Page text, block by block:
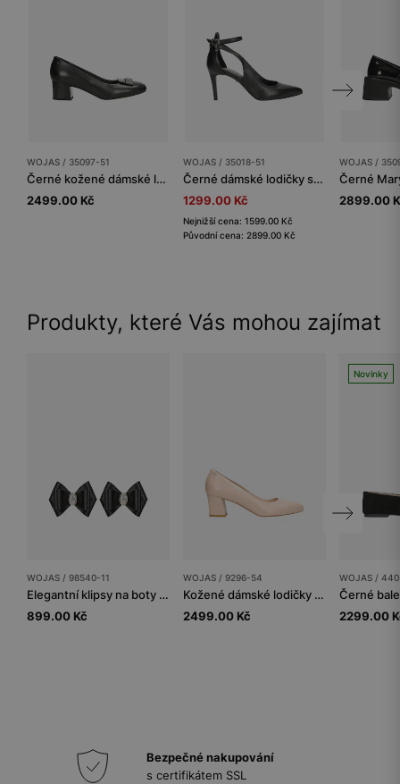
WOJAS / 35097-51
Černé kožené dámské lodičky s aplikací na špičce
2499.00 Kč
WOJAS / 35018-51
Černé dámské lodičky se zapínáním kolem kotníku
1299.00 Kč
Nejnižší cena: 1599.00 Kč
Původní cena: 2899.00 Kč
WOJAS /
2899.00
Produkty, které Vás mohou zajímat
WOJAS / 98540-11
Elegantní klipsy na boty s černou mašlí
899.00 Kč
WOJAS / 9296-54
Kožené dámské lodičky ve světle béžové barvě
2499.00 Kč
Novinky
WOJAS /
2299.00
Bezpečné nakupování
s certifikátem SSL